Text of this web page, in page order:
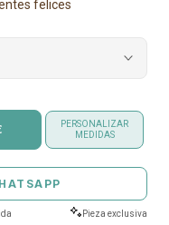
felices
PERSONALIZAR
MEDIDAS
Pieza exclusiva